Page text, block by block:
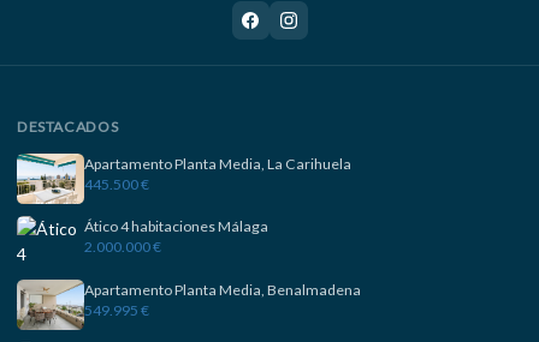
DESTACADOS
Apartamento Planta Media, La Carihuela
445.500 €
Ático 4 habitaciones Málaga
2.000.000 €
Apartamento Planta Media, Benalmadena
549.995 €